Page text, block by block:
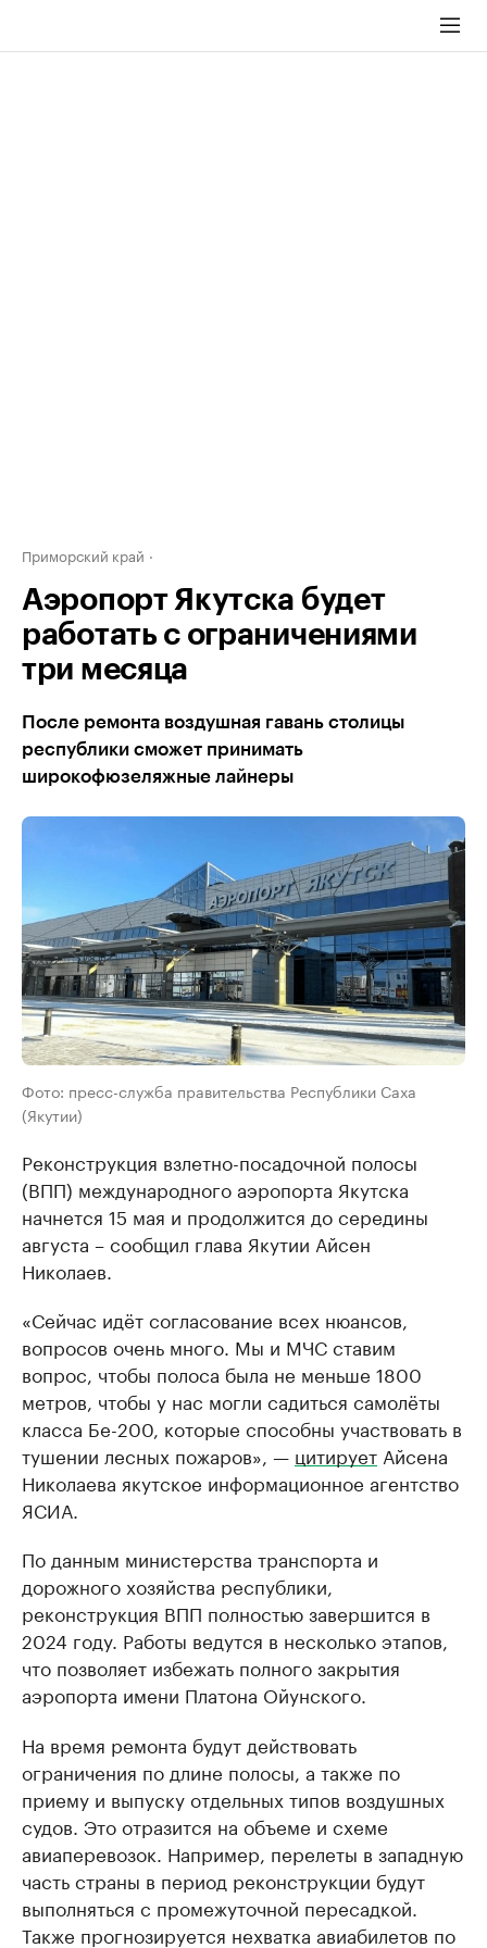
Приморский край
Аэропорт Якутска будет
работать с ограничениями
три месяца
После ремонта воздушная гавань столицы
республики сможет принимать
широкофюзеляжные лайнеры
Фото: пресс-служба правительства Республики Саха
(Якутии)
Реконструкция взлетно-посадочной полосы
(ВПП) международного аэропорта Якутска
начнется 15 мая и продолжится до середины
августа – сообщил глава Якутии Айсен
Николаев.
«Сейчас идёт согласование всех нюансов,
вопросов очень много. Мы и МЧС ставим
вопрос, чтобы полоса была не меньше 1800
метров, чтобы у нас могли садиться самолёты
класса Бе-200, которые способны участвовать в
тушении лесных пожаров», — цитирует Айсена
Николаева якутское информационное агентство
ЯСИА.
По данным министерства транспорта и
дорожного хозяйства республики,
реконструкция ВПП полностью завершится в
2024 году. Работы ведутся в несколько этапов,
что позволяет избежать полного закрытия
аэропорта имени Платона Ойунского.
На время ремонта будут действовать
ограничения по длине полосы, а также по
приему и выпуску отдельных типов воздушных
судов. Это отразится на объеме и схеме
авиаперевозок. Например, перелеты в западную
часть страны в период реконструкции будут
выполняться с промежуточной пересадкой.
Также прогнозируется нехватка авиабилетов по